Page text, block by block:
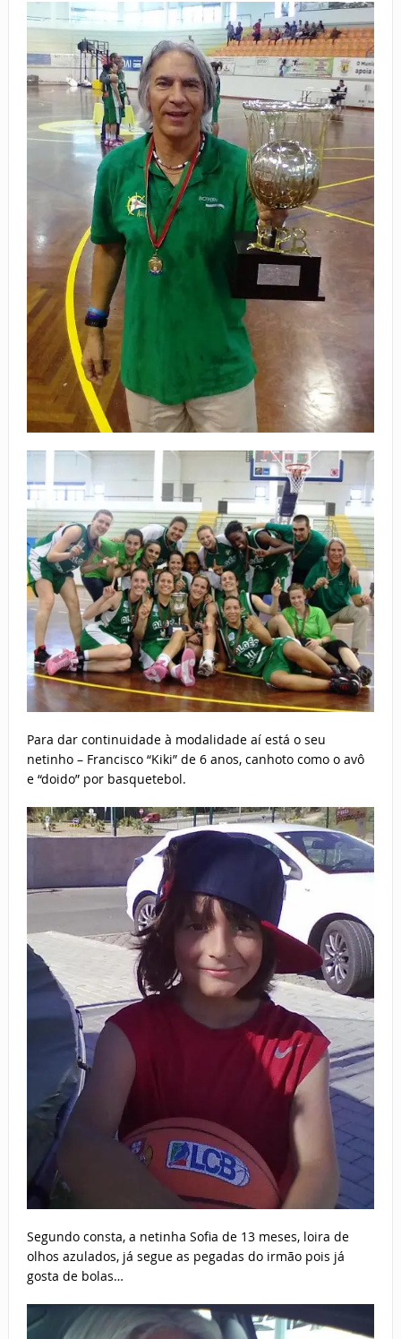
Para dar continuidade à modalidade aí está o seu
netinho – Francisco “Kiki” de 6 anos, canhoto como o avô
e “doido” por basquetebol.
Segundo consta, a netinha Sofia de 13 meses, loira de
olhos azulados, já segue as pegadas do irmão pois já
gosta de bolas…